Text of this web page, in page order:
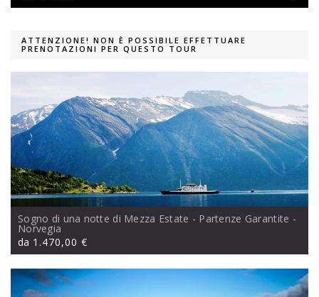
ATTENZIONE! NON È POSSIBILE EFFETTUARE
PRENOTAZIONI PER QUESTO TOUR
Sogno di una notte di Mezza Estate - Partenze Garantite -
Norvegia
da 1.470,00 €